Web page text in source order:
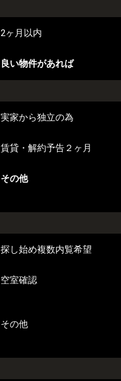
2ヶ月以内
良い物件があれば
実家から独立の為
賃貸・解約予告２ヶ月
その他
探し始め複数内覧希望
空室確認
その他